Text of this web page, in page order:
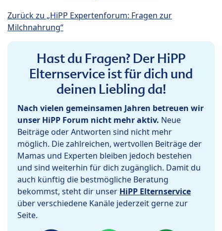
Zurück zu „HiPP Expertenforum: Fragen zur
Milchnahrung“
Hast du Fragen? Der HiPP
Elternservice ist für dich und
deinen Liebling da!
Nach vielen gemeinsamen Jahren betreuen wir
unser HiPP Forum nicht mehr aktiv. Neue
Beiträge oder Antworten sind nicht mehr
möglich. Die zahlreichen, wertvollen Beiträge der
Mamas und Experten bleiben jedoch bestehen
und sind weiterhin für dich zugänglich. Damit du
auch künftig die bestmögliche Beratung
bekommst, steht dir unser HiPP Elternservice
über verschiedene Kanäle jederzeit gerne zur
Seite.